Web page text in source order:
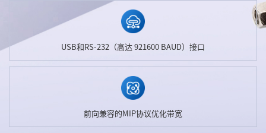
USB和RS-232（高达 921600 BAUD）接口
前向兼容的MIP协议优化带宽